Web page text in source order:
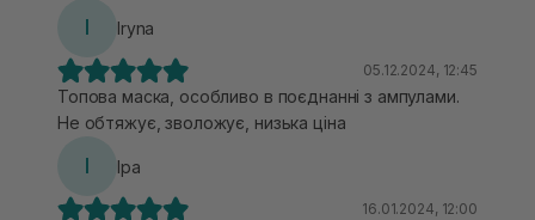
I Iryna
05.12.2024, 12:45
Топова маска, особливо в поєднанні з ампулами.
Не обтяжує, зволожує, низька ціна
І Іра
16.01.2024, 12:00